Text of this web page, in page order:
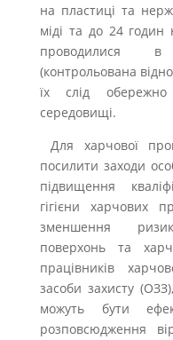
на пластиці та
міді та до 24 годин
проводилися в
(контрольована
їх слід
середовищі.
Для харчової
посилити заходи
підвищення
гігієни харчових
зменшення
поверхонь та
працівників
засоби захисту
можуть бути
розповсюдження